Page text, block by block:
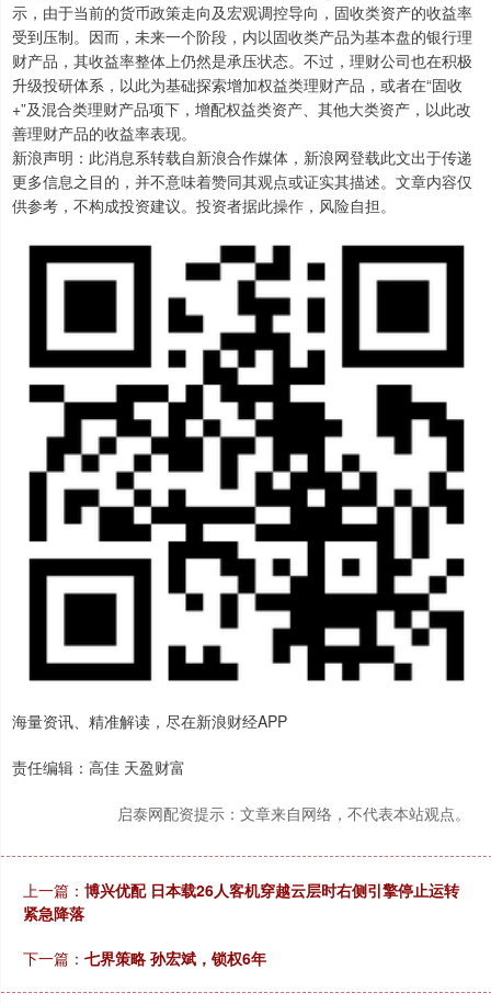
示，由于当前的货币政策走向及宏观调控导向，固收类资产的收益率
受到压制。因而，未来一个阶段，内以固收类产品为基本盘的银行理
财产品，其收益率整体上仍然是承压状态。不过，理财公司也在积极
升级投研体系，以此为基础探索增加权益类理财产品，或者在“固收
+”及混合类理财产品项下，增配权益类资产、其他大类资产，以此改
善理财产品的收益率表现。
新浪声明：此消息系转载自新浪合作媒体，新浪网登载此文出于传递
更多信息之目的，并不意味着赞同其观点或证实其描述。文章内容仅
供参考，不构成投资建议。投资者据此操作，风险自担。
海量资讯、精准解读，尽在新浪财经APP
责任编辑：高佳 天盈财富
启泰网配资提示：文章来自网络，不代表本站观点。
上一篇： 博兴优配 日本载26人客机穿越云层时右侧引擎停止运转
紧急降落
下一篇： 七界策略 孙宏斌，锁权6年